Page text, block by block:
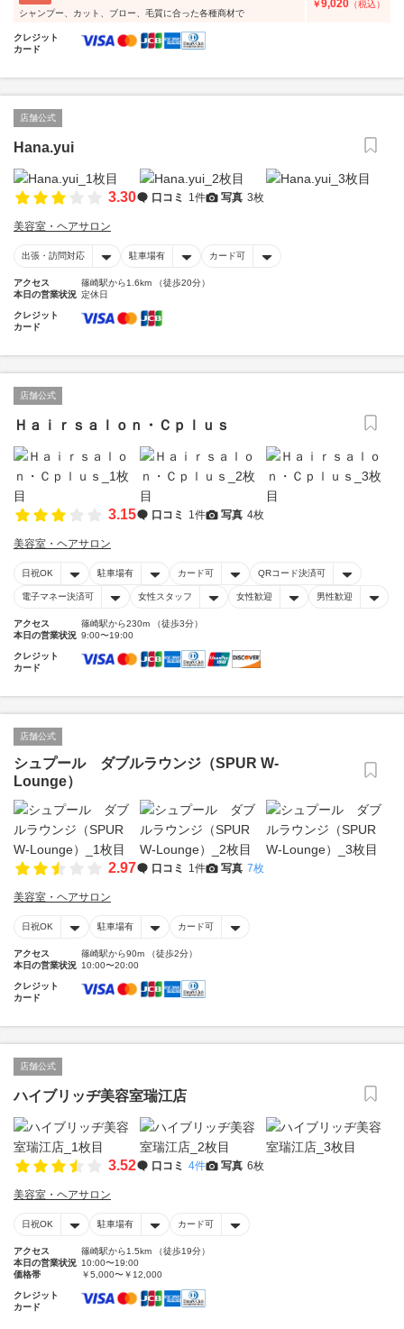
シャンプー、カット、ブロー、毛質に合った各種商材で
￥9,020 （税込）
クレジット
カード
店舗公式
Hana.yui
3.30 口コミ 1件 写真 3枚
美容室・ヘアサロン
出張・訪問対応 駐車場有 カード可
アクセス
篠崎駅から1.6km （徒歩20分）
本日の営業状況 定休日
クレジット
カード
店舗公式
Ｈａｉｒｓａｌｏｎ・Ｃｐｌｕｓ
3.15 口コミ 1件 写真 4枚
美容室・ヘアサロン
日祝OK 駐車場有 カード可 QRコード決済可
電子マネー決済可 女性スタッフ 女性歓迎 男性歓迎
アクセス
篠崎駅から230m （徒歩3分）
本日の営業状況 9:00〜19:00
クレジット
カード
店舗公式
シュプール ダブルラウンジ（SPUR W-
Lounge）
2.97 口コミ 1件 写真 7枚
美容室・ヘアサロン
日祝OK 駐車場有 カード可
アクセス
篠崎駅から90m （徒歩2分）
本日の営業状況 10:00〜20:00
クレジット
カード
店舗公式
ハイブリッヂ美容室瑞江店
3.52 口コミ 4件 写真 6枚
美容室・ヘアサロン
日祝OK 駐車場有 カード可
アクセス
篠崎駅から1.5km （徒歩19分）
本日の営業状況 10:00〜19:00
価格帯
￥5,000〜￥12,000
クレジット
カード